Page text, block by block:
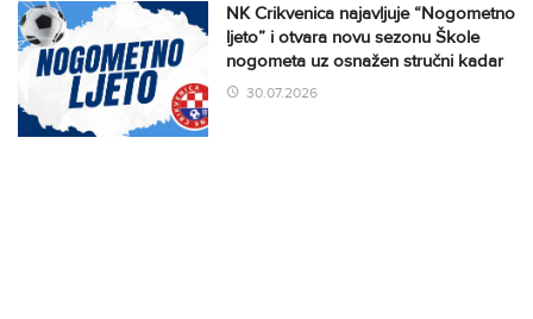
NK Crikvenica najavljuje “Nogometno
ljeto” i otvara novu sezonu Škole
nogometa uz osnažen stručni kadar
30.07.2026